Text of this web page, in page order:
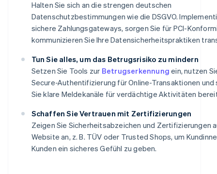
Halten Sie sich an die strengen deutschen
Datenschutzbestimmungen wie die DSGVO.
sichere Zahlungsgateways, sorgen Sie für PCI-
kommunizieren Sie Ihre Datensicherheitspraktiken
Tun Sie alles, um das Betrugsrisiko zu mindern
Setzen Sie Tools zur Betrugserkennung ein, nutzen
Secure-Authentifizierung für Online-Transaktionen und
Sie klare Meldekanäle für verdächtige Aktivitäten
Schaffen Sie Vertrauen mit Zertifizierungen
Zeigen Sie Sicherheitsabzeichen und Zertifizierungen
Website an, z. B. TÜV oder Trusted Shops, um
Kunden ein sicheres Gefühl zu geben.